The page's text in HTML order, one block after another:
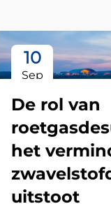
10
Sep
De rol van
het
uitstoot